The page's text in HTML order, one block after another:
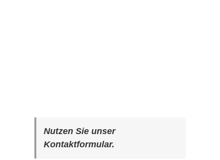
Nutzen Sie unser
Kontaktformular.